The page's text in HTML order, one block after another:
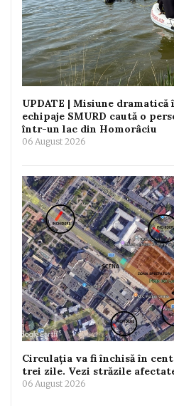
UPDATE | Misiune
echipaje SMURD caută o
într-un lac din Homorâciu
06 August 2026
Circulația va fi închisă în
trei zile. Vezi străzile
06 August 2026